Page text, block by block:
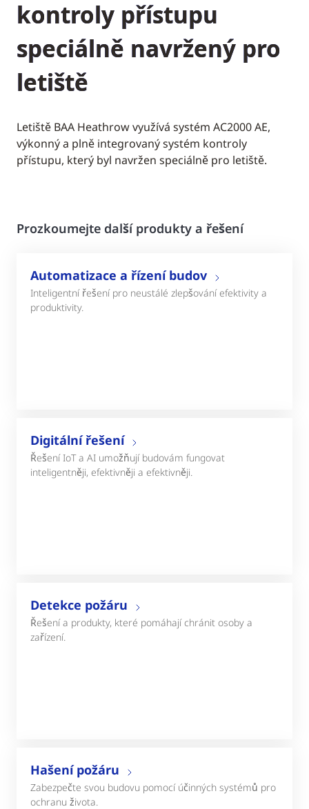
kontroly přístupu
speciálně navržený pro
letiště
Letiště BAA Heathrow využívá systém AC2000 AE,
výkonný a plně integrovaný systém kontroly
přístupu, který byl navržen speciálně pro letiště.
Prozkoumejte další produkty a řešení
Automatizace a řízení budov
Inteligentní řešení pro neustálé zlepšování efektivity a
produktivity.
Digitální řešení
Řešení IoT a AI umožňují budovám fungovat
inteligentněji, efektivněji a efektivněji.
Detekce požáru
Řešení a produkty, které pomáhají chránit osoby a
zařízení.
Hašení požáru
Zabezpečte svou budovu pomocí účinných systémů pro
ochranu života.